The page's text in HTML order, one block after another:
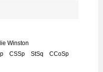
Winston
CSSp StSq CCoSp